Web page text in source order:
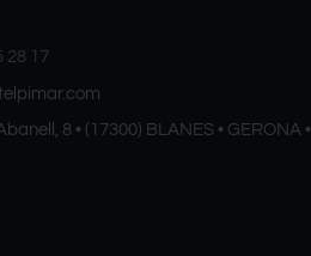
28 17
8 • (17300) BLANES • GERONA •